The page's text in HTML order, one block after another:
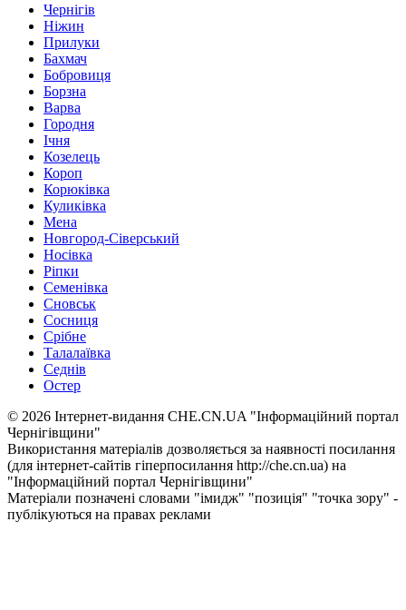
Чернігів
Ніжин
Прилуки
Бахмач
Бобровиця
Борзна
Варва
Городня
Ічня
Козелець
Короп
Корюківка
Куликівка
Мена
Новгород-Сіверський
Носівка
Ріпки
Семенівка
Сновськ
Сосниця
Срібне
Талалаївка
Седнів
Остер
© 2026 Інтернет-видання CHE.CN.UA "Інформаційний портал
Чернiгiвщини"
Використання матеріалів дозволяється за наявності посилання
(для інтернет-сайтів гіперпосилання http://che.cn.ua) на
"Інформаційний портал Чернiгiвщини"
Матеріали позначені словами "імидж" "позиція" "точка зору" -
публікуються на правах реклами